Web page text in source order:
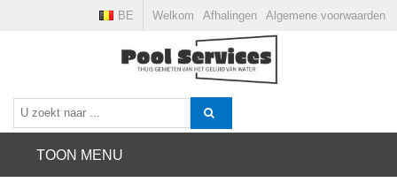
Welkom Afhalingen Algemene voorwaarden
BE
TOON MENU